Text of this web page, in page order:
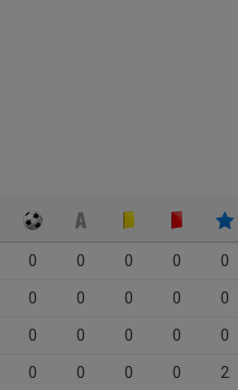
0 0 0 0 0
0 0 0 0 0
0 0 0 0 0
0 0 0 0 2